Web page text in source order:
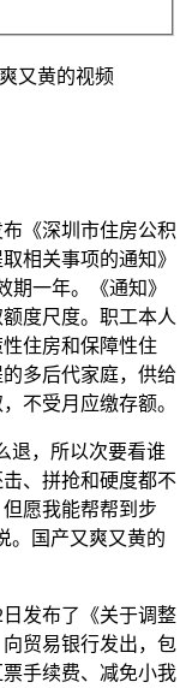
又黄的视频
《深圳市住房公积
相关事项的通知》
期一年。《通知》
度尺度。职工本人
住房和保障性住
多后代家庭，供给
不受月应缴存额。
，所以次要看谁
、拼抢和硬度都不
愿我能帮帮到步
。国产又爽又黄的
发布了《关于调整
贸易银行发出，包
手续费、减免小我